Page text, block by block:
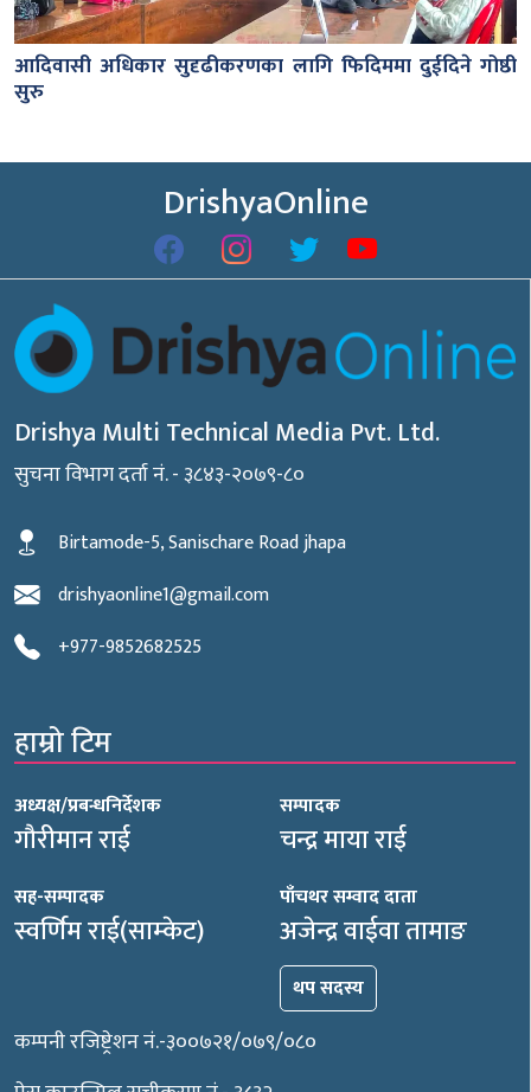
आदिवासी अधिकार सुदृढीकरणका लागि फिदिममा दुईदिने गोष्ठी
सुरु
DrishyaOnline
Drishya Multi Technical Media Pvt. Ltd.
सुचना विभाग दर्ता नं. - ३८४३-२०७९-८०
Birtamode-5, Sanischare Road jhapa
drishyaonline1@gmail.com
+977-9852682525
हाम्रो टिम
अध्यक्ष/प्रबन्धनिर्देशक
गौरीमान राई
सम्पादक
चन्द्र माया राई
सह-सम्पादक
स्वर्णिम राई(साम्केट)
पाँचथर सम्वाद दाता
अजेन्द्र वाईवा तामाङ
थप सदस्य
कम्पनी रजिष्ट्रेशन नं.-३००७२१/०७९/०८०